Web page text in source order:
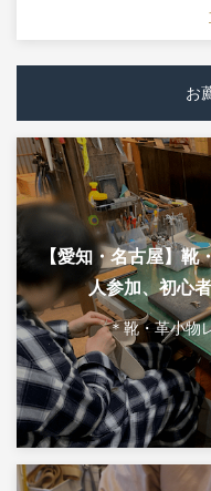
お
【愛知・名古屋】
人参加、初心
＊靴・革小物